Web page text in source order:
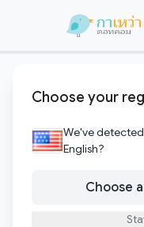
Choose your
We've
English?
Choose
นี้วั